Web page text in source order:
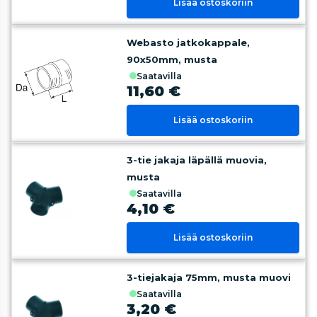
Lisää ostoskoriin
Webasto jatkokappale,
90x50mm, musta
saatavilla
11,60 €
Lisää ostoskoriin
3-tie jakaja läpällä muovia,
musta
saatavilla
4,10 €
Lisää ostoskoriin
3-tiejakaja 75mm, musta muovi
saatavilla
3,20 €